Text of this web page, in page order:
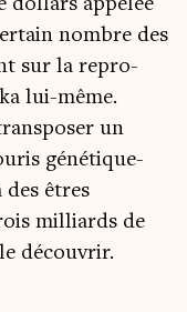
dol­lars appe­lée
nombre des
sur la repro­
lui-même.
un
géné­ti­que­
êtres
mil­liards de
découvrir.